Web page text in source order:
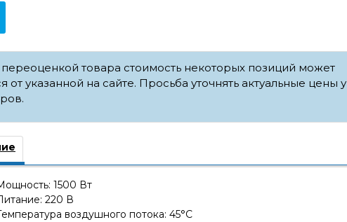
переоценкой товара стоимость некоторых позиций может
от указанной на сайте. Просьба уточнять актуальные цены у
1500 Вт
220 В
воздушного потока: 45°С